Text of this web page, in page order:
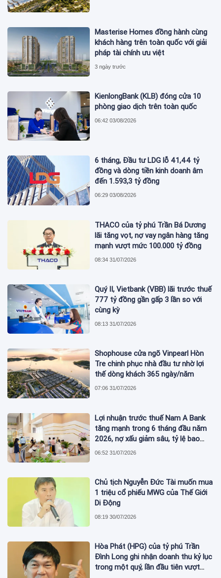
Masterise Homes đồng hành cùng
khách hàng trên toàn quốc với giải
pháp tài chính ưu việt
3 ngày trước
KienlongBank (KLB) đóng cửa 10
phòng giao dịch trên toàn quốc
06:42 03/08/2026
6 tháng, Đầu tư LDG lỗ 41,44 tỷ
đồng và dòng tiền kinh doanh âm
đến 1.593,3 tỷ đồng
06:29 03/08/2026
THACO của tỷ phú Trần Bá Dương
lãi tăng vọt, nợ vay ngân hàng tăng
mạnh vượt mức 100.000 tỷ đồng
08:34 31/07/2026
Quý II, Vietbank (VBB) lãi trước thuế
777 tỷ đồng gần gấp 3 lần so với
cùng kỳ
08:13 31/07/2026
Shophouse cửa ngõ Vinpearl Hòn
Tre chinh phục nhà đầu tư nhờ lợi
thế dòng khách 365 ngày/năm
07:06 31/07/2026
Lợi nhuận trước thuế Nam A Bank
tăng mạnh trong 6 tháng đầu năm
2026, nợ xấu giảm sâu, tỷ lệ bao
phủ nợ xấu tăng vượt trội
06:52 31/07/2026
Chủ tịch Nguyễn Đức Tài muốn mua
1 triệu cổ phiếu MWG của Thế Giới
Di Động
08:19 30/07/2026
Hòa Phát (HPG) của tỷ phú Trần
Đình Long ghi nhận doanh thu kỷ lục
trong một quý, lần đầu tiên vượt